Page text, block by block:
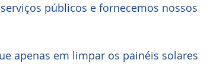
públicos e fornecemos nossos
apenas em limpar os painéis solares